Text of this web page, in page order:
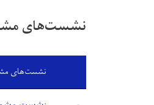
نشست‌های
نشست‌های